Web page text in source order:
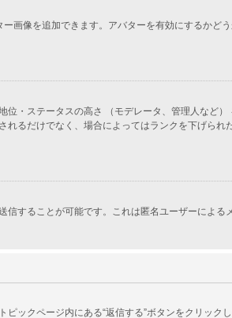
画像を追加できます。アバターを有効にするかど
・ステータスの高さ （モデレータ、管理人など
るだけでなく、場合によってはランクを下げられ
することが可能です。これは匿名ユーザーによる
ックページ内にある“返信する”ボタンをクリック